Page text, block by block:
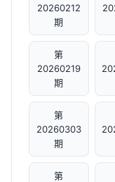
20260212
期
第
20260219
期
第
20260303
期
第